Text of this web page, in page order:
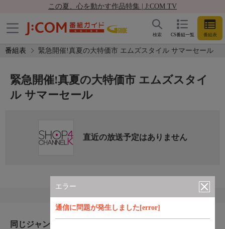
この夏、心を動かす作品特集 | J:COM TV
CS番組一覧 番組表
検索
番組表 緊急開催!真夏の大特価市 エムズスタイル サマーセール
エラー
通信に問題が発生しました[error]
緊急開催!真夏の大特価市 エムズスタイ
ル サマーセール
直近の放送予定はありません
同じジャンルのおすすめ番組